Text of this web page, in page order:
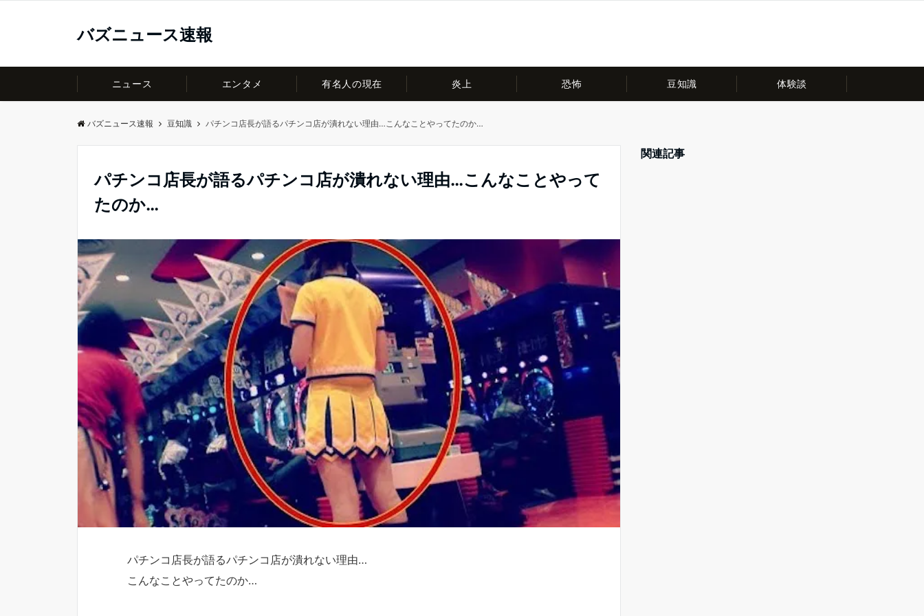
バズニュース速報
ニュース エンタメ 有名人の現在 炎上 恐怖 豆知識 体験談
バズニュース速報 豆知識 パチンコ店長が語るパチンコ店が潰れない理由…こんなことやってたのか…
パチンコ店長が語るパチンコ店が潰れない理由…こんなことやって
たのか…
パチンコ店長が語るパチンコ店が潰れない理由…
こんなことやってたのか…
関連記事